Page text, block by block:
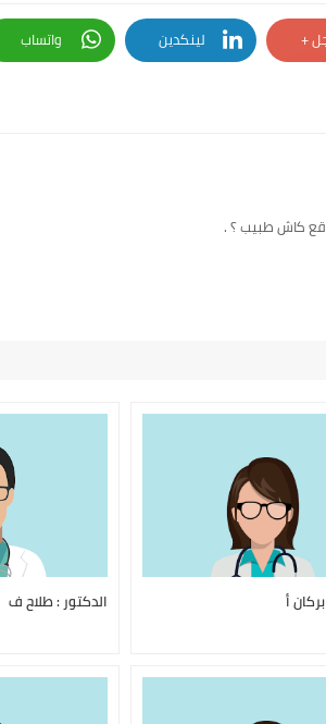
+ لينكدين واتساب
كاش طبيب ؟ .
أ الدكتور : طلاح ف